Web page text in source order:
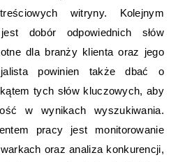
witryny. Kolejnym
dobór odpowiednich słów
dla branży klienta oraz jego
powinien także dbać o
tych słów kluczowych, aby
w wynikach wyszukiwania.
pracy jest monitorowanie
oraz analiza konkurencji,